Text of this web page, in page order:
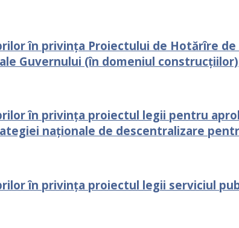
în privința Proiectului de Hotărîre
Guvernului (în domeniul construcțiilor)
în privința proiectul legii pentru
naționale de descentralizare
în privința proiectul legii serviciul